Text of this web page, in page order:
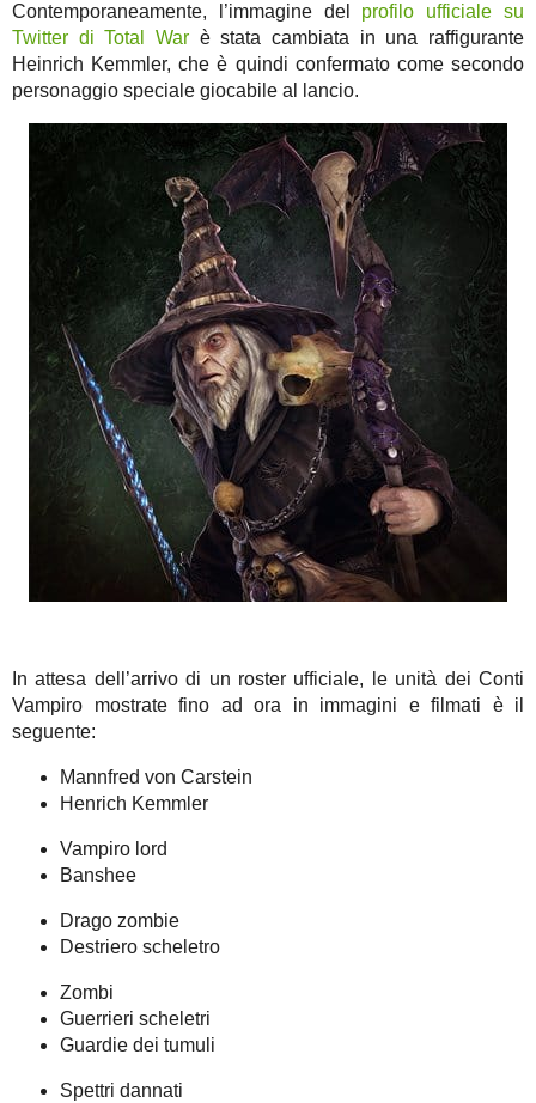
Contemporaneamente, l’immagine del profilo ufficiale su
Twitter di Total War è stata cambiata in una raffigurante
Heinrich Kemmler, che è quindi confermato come secondo
personaggio speciale giocabile al lancio.
In attesa dell’arrivo di un roster ufficiale, le unità dei Conti
Vampiro mostrate fino ad ora in immagini e filmati è il
seguente:
Mannfred von Carstein
Henrich Kemmler
Vampiro lord
Banshee
Drago zombie
Destriero scheletro
Zombi
Guerrieri scheletri
Guardie dei tumuli
Spettri dannati